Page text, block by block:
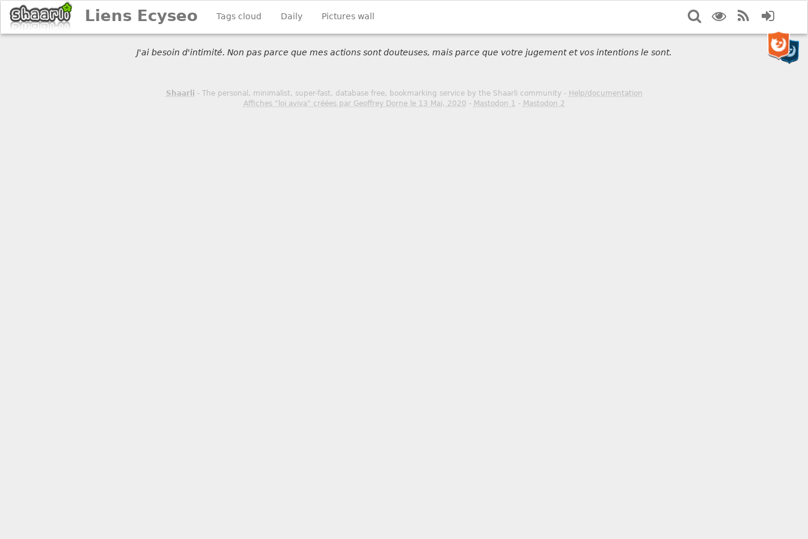
Liens Ecyseo Tags cloud Daily Pictures wall SearchDisplay
RSS
J'ai besoin d'intimité. Non pas parce que mes actions sont douteuses, mais parce que votre jugement et vos intentions le sont.
Shaarli - The personal, minimalist, super-fast, database free, bookmarking service by the Shaarli community - Help/documentation
Affiches "loi aviva" créées par Geoffrey Dorne le 13 Mai, 2020 - Mastodon 1 - Mastodon 2